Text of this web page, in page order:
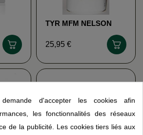
TYR MFM NELSON
25,95 €
d'accepter les cookies afin
les fonctionnalités des réseaux
de la publicité. Les cookies tiers liés aux